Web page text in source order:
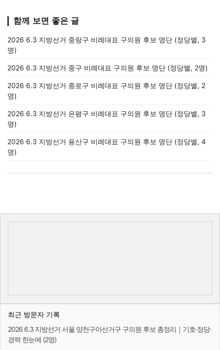
함께 보면 좋은 글
2026 6.3 지방선거 중랑구 비례대표 구의원 후보 명단 (정당별, 3
명)
2026 6.3 지방선거 중구 비례대표 구의원 후보 명단 (정당별, 2명)
2026 6.3 지방선거 종로구 비례대표 구의원 후보 명단 (정당별, 2
명)
2026 6.3 지방선거 은평구 비례대표 구의원 후보 명단 (정당별, 3
명)
2026 6.3 지방선거 용산구 비례대표 구의원 후보 명단 (정당별, 4
명)
최근 방문자 기록
2026 6.3 지방선거 서울 양천구아선거구 구의원 후보 총정리｜기호·정당·
경력 한눈에 (2명)